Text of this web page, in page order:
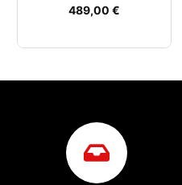
489,00 €